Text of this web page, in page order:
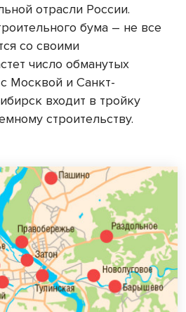
отрасли России.
бума – не все
со своими
число обманутых
Москвой и Санкт-
входит в тройку
строительству.